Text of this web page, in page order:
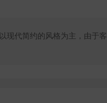
现代简约的风格为主，由于客